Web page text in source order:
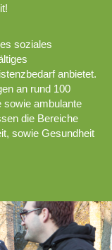
soziales
anbietet.
an rund 100
sowie ambulante
die Bereiche
sowie Gesundheit